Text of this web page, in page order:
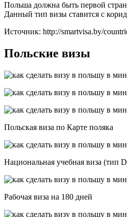
Польша должна быть первой
Данный тип визы ставится с
Источник: http://smartvisa.by/
Польские визы
Польская виза по Карте поляка
Национальная учебная виза (тип
Рабочая виза на 180 дней